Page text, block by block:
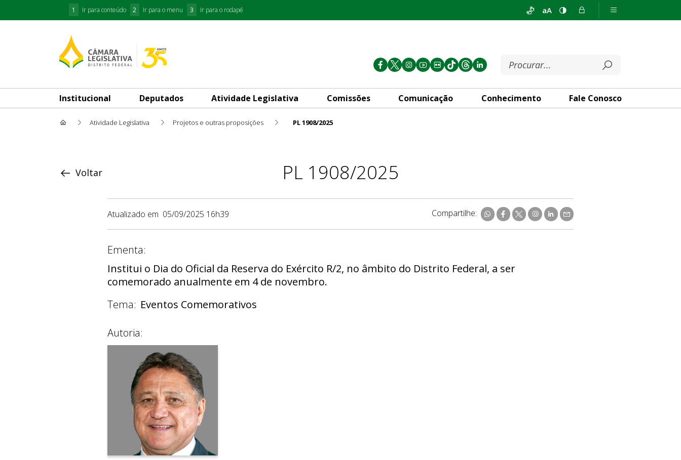
1 Ir para conteúdo 2 Ir para o menu 3 Ir para o rodapé aA
Institucional Deputados Atividade Legislativa Comissões Comunicação Conhecimento Fale Conosco
Atividade Legislativa Projetos e outras proposições PL 1908/2025
PL 1908/2025
Voltar
Atualizado em 05/09/2025 16h39 Compartilhe:
Ementa:
Institui o Dia do Oficial da Reserva do Exército R/2, no âmbito do Distrito Federal, a ser
comemorado anualmente em 4 de novembro.
Tema: Eventos Comemorativos
Autoria: